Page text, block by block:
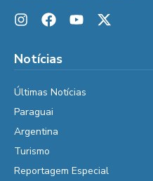
Notícias
Últimas Notícias
Paraguai
Argentina
Turismo
Reportagem Especial